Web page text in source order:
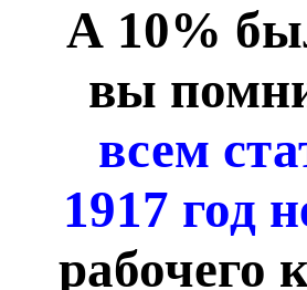
А 10%
вы
всем
1917 год
рабочего